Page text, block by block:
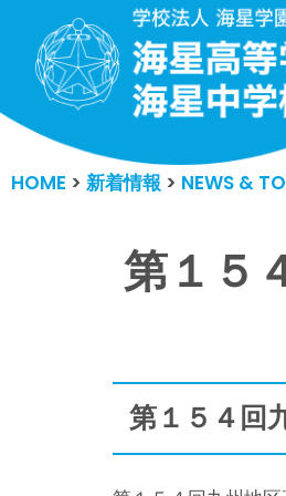
コ
テ
ツ
HOME > 新着情報> NEWS &
第１５
第１５４回